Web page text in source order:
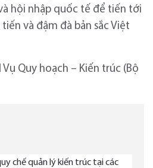
hội nhập quốc tế để tiến tới
và đậm đà bản sắc Việt
I Vụ Quy hoạch – Kiến trúc (Bộ
chế quản lý kiến trúc tại các